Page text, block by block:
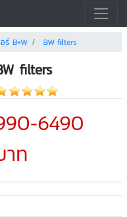
ร์ B+W BW filters
filters
6490
าท